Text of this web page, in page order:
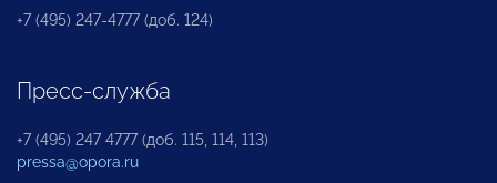
+7 (495) 247-4777 (доб. 124)
Пресс-служба
+7 (495) 247 4777 (доб. 115, 114, 113)
pressa@opora.ru